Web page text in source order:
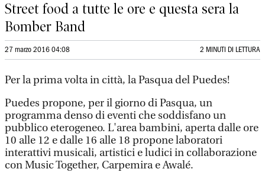
Street food a tutte le ore e questa sera la
Bomber Band
27 marzo 2016 04:08 2 MINUTI DI LETTURA
Per la prima volta in città, la Pasqua del Puedes!
Puedes propone, per il giorno di Pasqua, un
programma denso di eventi che soddisfano un
pubblico eterogeneo. L'area bambini, aperta dalle ore
10 alle 12 e dalle 16 alle 18 propone laboratori
interattivi musicali, artistici e ludici in collaborazione
con Music Together, Carpemira e Awalé.